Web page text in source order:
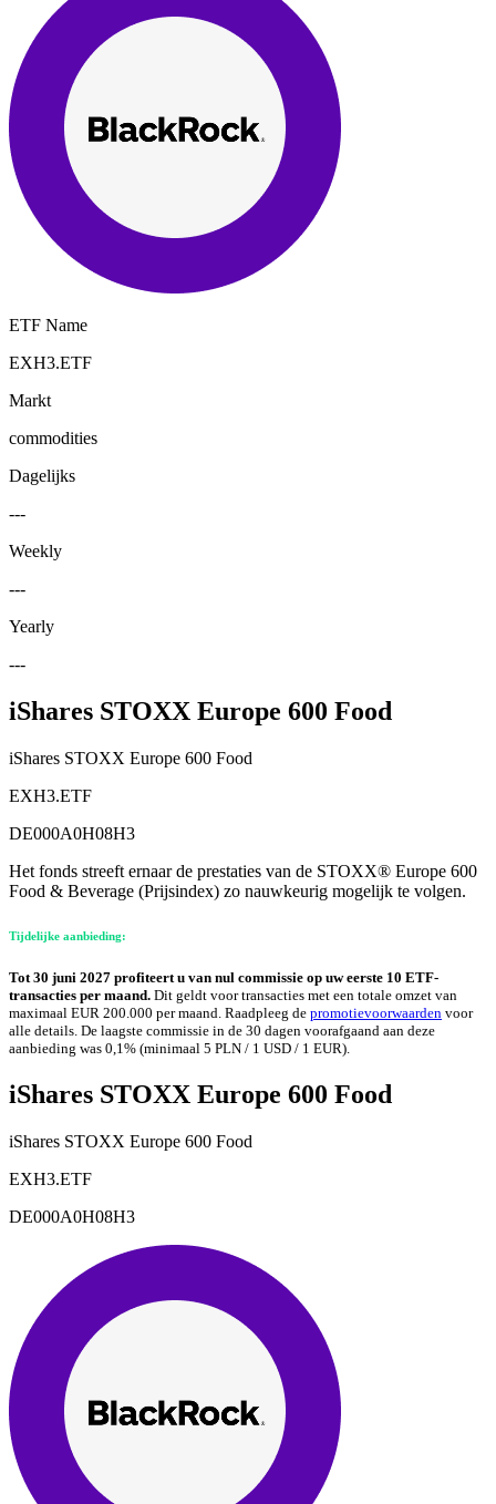
ETF Name
EXH3.ETF
Markt
commodities
Dagelijks
---
Weekly
---
Yearly
---
iShares STOXX Europe 600 Food
iShares STOXX Europe 600 Food
EXH3.ETF
DE000A0H08H3
Het fonds streeft ernaar de prestaties van de STOXX® Europe 600
Food & Beverage (Prijsindex) zo nauwkeurig mogelijk te volgen.
Tijdelijke aanbieding:
Tot 30 juni 2027 profiteert u van nul commissie op uw eerste 10 ETF-
transacties per maand. Dit geldt voor transacties met een totale omzet van
maximaal EUR 200.000 per maand. Raadpleeg de promotievoorwaarden voor
alle details. De laagste commissie in de 30 dagen voorafgaand aan deze
aanbieding was 0,1% (minimaal 5 PLN / 1 USD / 1 EUR).
iShares STOXX Europe 600 Food
iShares STOXX Europe 600 Food
EXH3.ETF
DE000A0H08H3